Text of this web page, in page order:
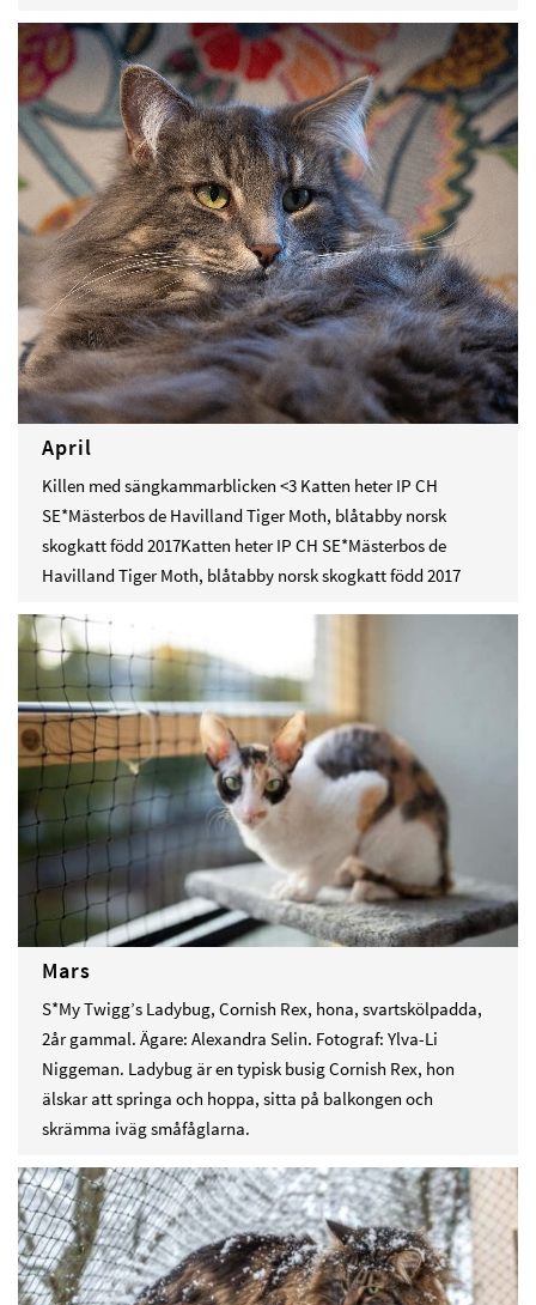
April
Killen med sängkammarblicken <3 Katten heter IP CH
SE*Mästerbos de Havilland Tiger Moth, blåtabby norsk
skogkatt född 2017Katten heter IP CH SE*Mästerbos de
Havilland Tiger Moth, blåtabby norsk skogkatt född 2017
Mars
S*My Twigg’s Ladybug, Cornish Rex, hona, svartskölpadda,
2år gammal. Ägare: Alexandra Selin. Fotograf: Ylva-Li
Niggeman. Ladybug är en typisk busig Cornish Rex, hon
älskar att springa och hoppa, sitta på balkongen och
skrämma iväg småfåglarna.